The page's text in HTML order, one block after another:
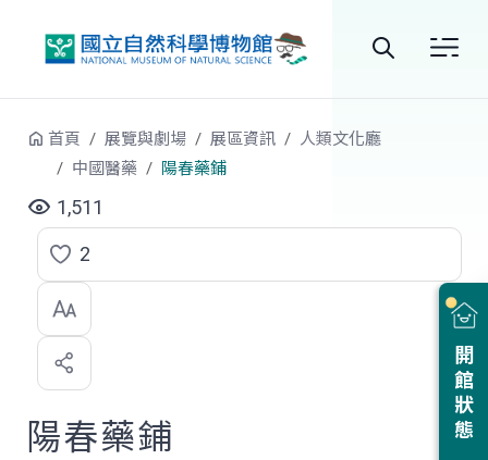
站
開館狀態
首頁 展覽與劇場 展區資訊
人類文化廳
中國醫藥
陽春藥鋪
1,511
點
選
喜
歡
2
陽春藥鋪